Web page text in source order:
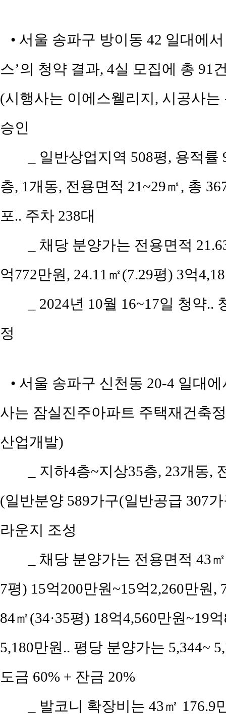
• 서울 송파구 방이동 42 일대에
스’의 청약 결과, 4실 모집에 총 91
(시행사는 이에스웰리지, 시공사
승인
_ 일반상업지역 508평, 용적
층, 1개동, 전용면적 21~29㎡, 총
포.. 주차 238대
_ 채당 분양가는 전용면적
억772만원, 24.11㎡(7.29평) 3억
_ 2024년 10월 16~17일 청약
정
• 서울 송파구 신천동 20-4 일대
사는 잠실진주아파트 주택재건축
산업개발)
_ 지하4층~지상35층, 23개동,
(일반분양 589가구(일반공급 307
라운지 조성
_ 채당 분양가는 전용면적 43
7평) 15억200만원~15억2,260만원,
84㎡(34·35평) 18억4,560만원~19
5,180만원.. 평당 분양가는 5,344~
도금 60% + 잔금 20%
_ 발코니 확장비는 43㎡ 176.9